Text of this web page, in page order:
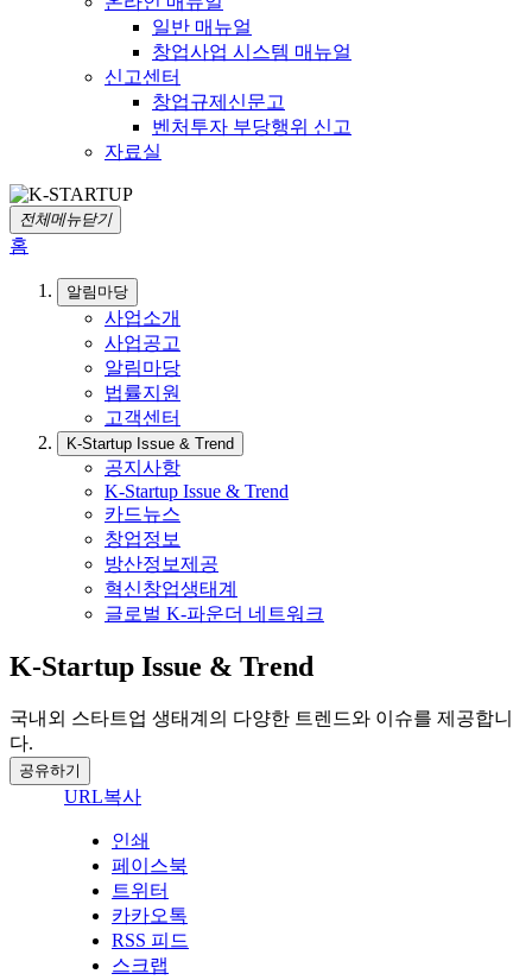
일반 매뉴얼
창업사업 시스템 매뉴얼
신고센터
창업규제신문고
벤처투자 부당행위 신고
자료실
전체메뉴닫기
홈
알림마당
사업소개
사업공고
알림마당
법률지원
고객센터
K-Startup Issue & Trend
공지사항
K-Startup Issue & Trend
카드뉴스
창업정보
방산정보제공
혁신창업생태계
글로벌 K-파운더 네트워크
K-Startup Issue & Trend
국내외 스타트업 생태계의 다양한 트렌드와 이슈를 제공합니
다.
공유하기
URL복사
인쇄
페이스북
트위터
카카오톡
RSS 피드
스크랩